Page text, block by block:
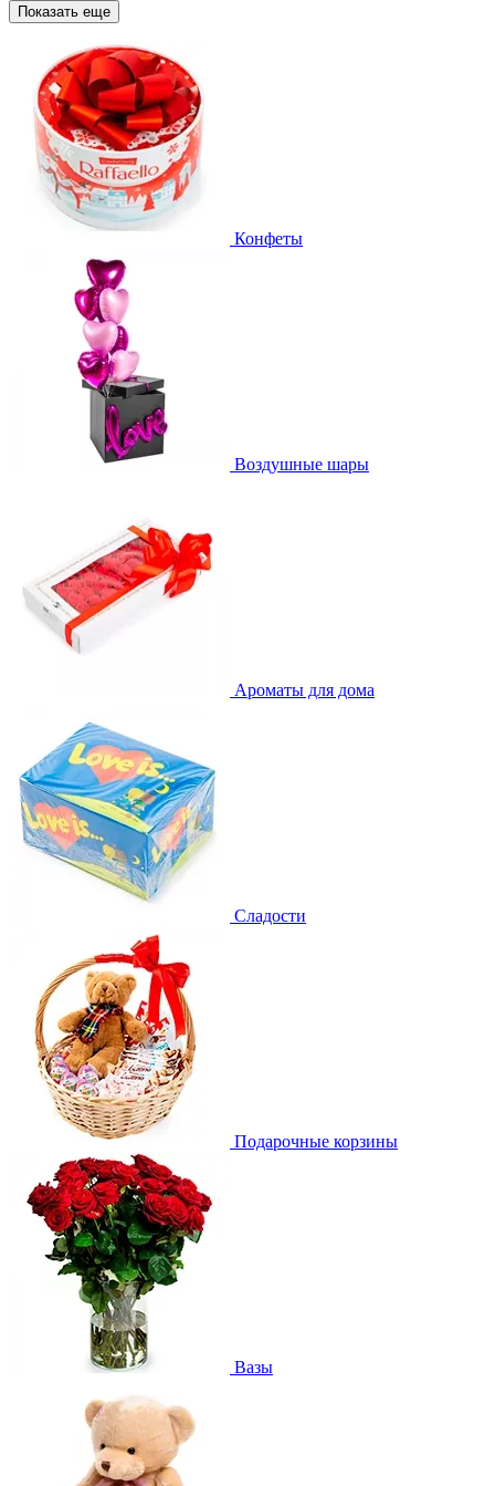
Показать еще
Конфеты
Воздушные шары
Ароматы для дома
Сладости
Подарочные корзины
Вазы